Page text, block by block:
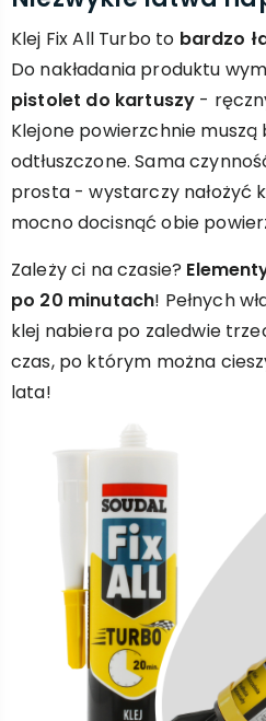
Klej Fix All Turbo to bardzo
Do nakładania produktu
pistolet do kartuszy -
Klejone powierzchnie muszą
odtłuszczone. Sama
prosta - wystarczy nałożyć
mocno docisnąć obie
Zależy ci na czasie?
po 20 minutach! Pełnych
klej nabiera po zaledwie
czas, po którym można
lata!